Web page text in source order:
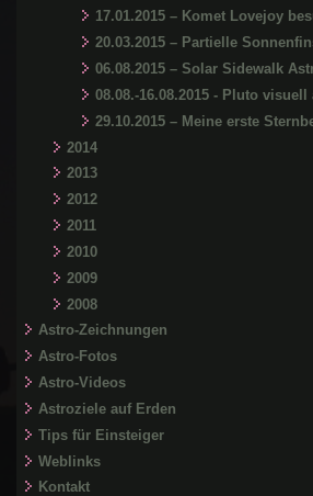
17.01.2015 – Komet Lovejoy
20.03.2015 – Partielle
06.08.2015 – Solar Sidewalk
08.08.-16.08.2015 - Pluto
29.10.2015 – Meine erste
2014
2013
2012
2011
2010
2009
2008
Astro-Zeichnungen
Astro-Fotos
Astro-Videos
Astroziele auf Erden
Tips für Einsteiger
Weblinks
Kontakt